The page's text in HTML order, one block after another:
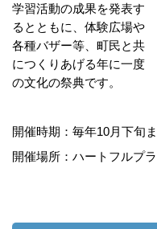
学習活動の成果を発表す
るとともに、体験広場や
各種バザー等、町民と共
につくりあげる年に一度
の文化の祭典です。
開催時期：毎年10月下旬
開催場所：ハートフルプ